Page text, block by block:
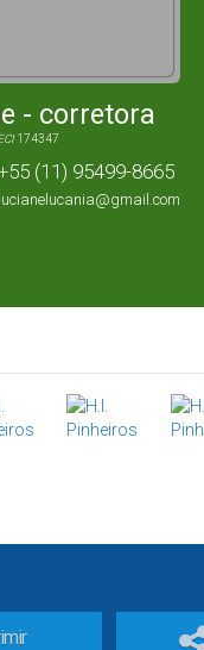
- corretora
174347
(11) 95499-8665
lucianelucania@gmail.com